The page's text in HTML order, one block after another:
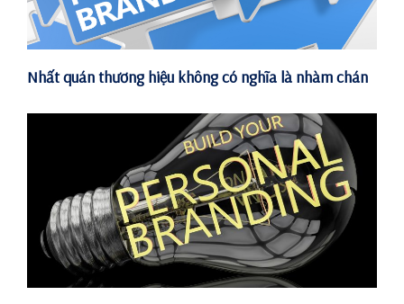
Nhất quán thương hiệu không có nghĩa là nhàm chán